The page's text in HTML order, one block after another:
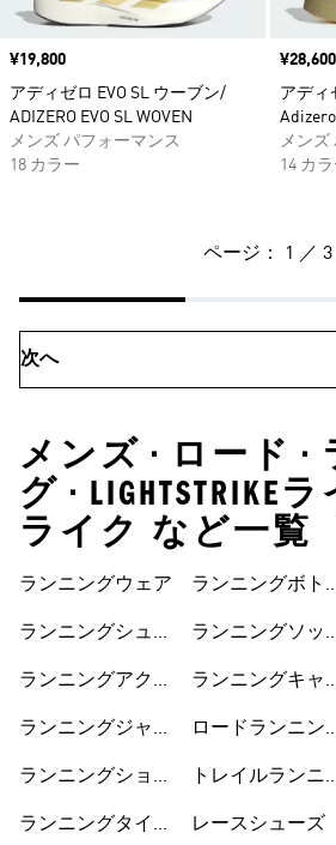
価格
¥19,800
アディゼロ EVO SL ウーブン/
ADIZERO EVO SL WOVEN
メンズ パフォーマンス
18 カラー
価格
¥28,600
アディ
メンズ
14 カ
ページ： 1 ／ 3
次へ
メンズ • ロード •
グ • LIGHTSTRIKE
ライク など一覧
ランニングウェア
ランニングシュー
ランニングアクセ
ランニングジャケ
ランニングショー
ランニングタイ
ランニングボト
ランニングソッ
ランニングキャ
ロードランニン
トレイルランニ
レースシューズ